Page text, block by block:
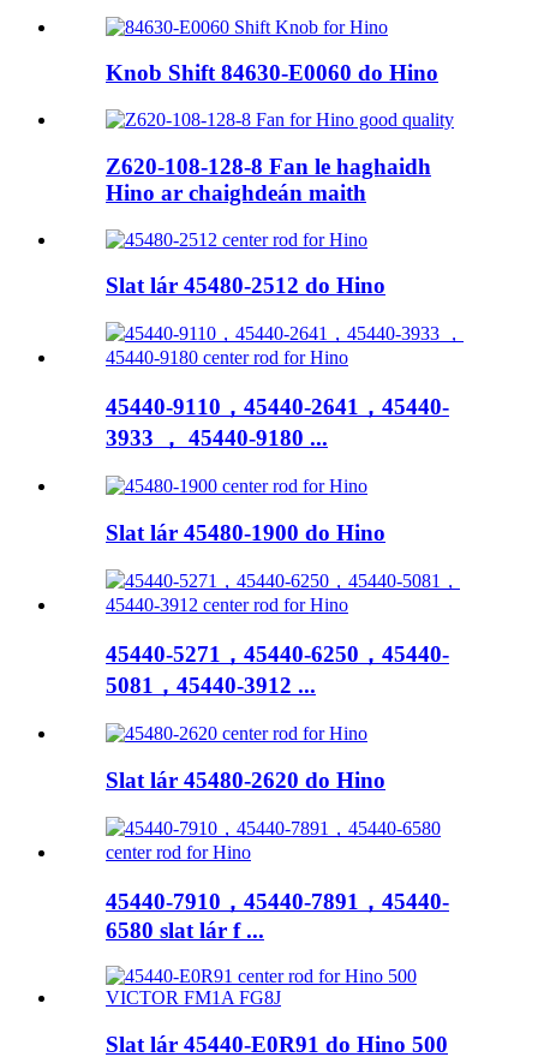
Knob Shift 84630-E0060 do Hino
Z620-108-128-8 Fan le haghaidh
Hino ar chaighdeán maith
Slat lár 45480-2512 do Hino
45440-9110，45440-2641，45440-
3933 ， 45440-9180 ...
Slat lár 45480-1900 do Hino
45440-5271，45440-6250，45440-
5081，45440-3912 ...
Slat lár 45480-2620 do Hino
45440-7910，45440-7891，45440-
6580 slat lár f ...
Slat lár 45440-E0R91 do Hino 500